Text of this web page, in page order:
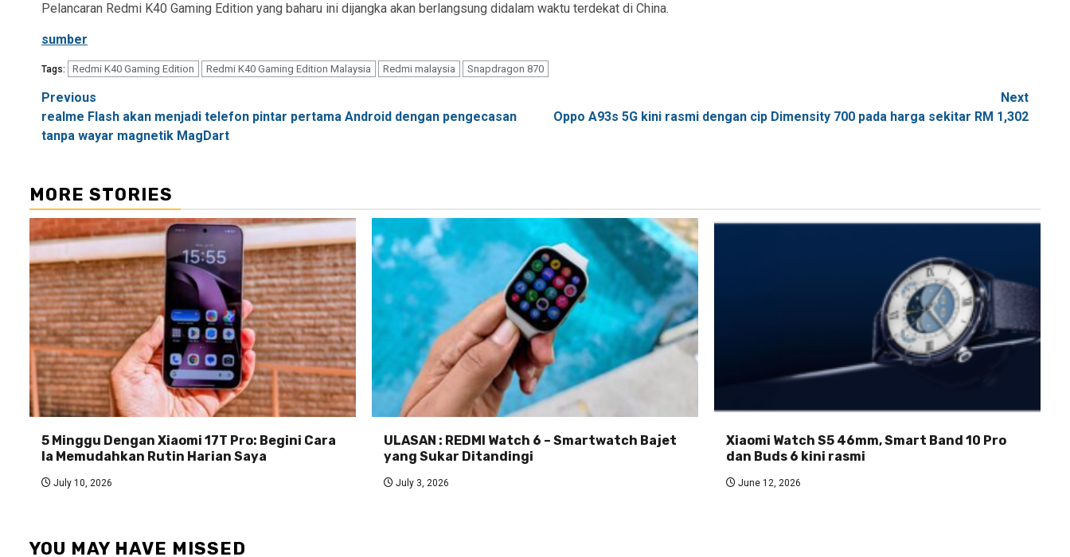
Pelancaran Redmi K40 Gaming Edition yang baharu ini dijangka akan berlangsung didalam waktu terdekat di China.
sumber
Tags: Redmi K40 Gaming Edition Redmi K40 Gaming Edition Malaysia Redmi malaysia Snapdragon 870
Post
navigation
Previous
realme Flash akan menjadi telefon pintar pertama Android dengan pengecasan
tanpa wayar magnetik MagDart
Next
Oppo A93s 5G kini rasmi dengan cip Dimensity 700 pada harga sekitar RM 1,302
MORE STORIES
5 Minggu Dengan Xiaomi 17T Pro: Begini Cara
Ia Memudahkan Rutin Harian Saya
July 10, 2026
ULASAN : REDMI Watch 6 – Smartwatch Bajet
yang Sukar Ditandingi
July 3, 2026
Xiaomi Watch S5 46mm, Smart Band 10 Pro
dan Buds 6 kini rasmi
June 12, 2026
YOU MAY HAVE MISSED